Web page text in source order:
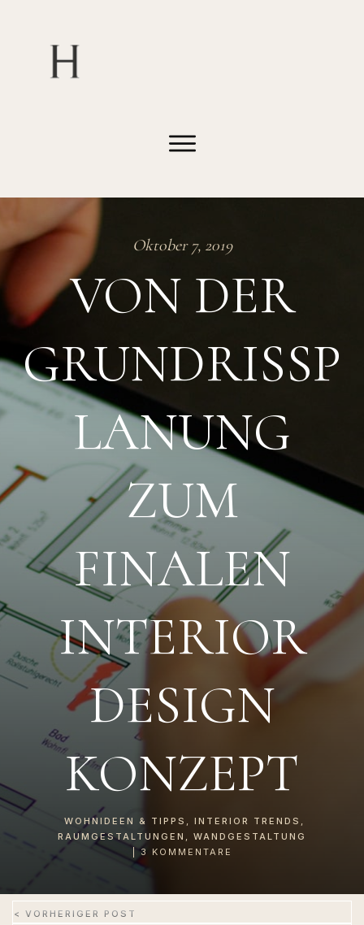
Oktober 7, 2019
VON DER
GRUNDRISSP
LANUNG
ZUM
FINALEN
INTERIOR
DESIGN
KONZEPT
WOHNIDEEN & TIPPS , INTERIOR TRENDS ,
RAUMGESTALTUNGEN , WANDGESTALTUNG
|3 KOMMENTARE
< VORHERIGER POST